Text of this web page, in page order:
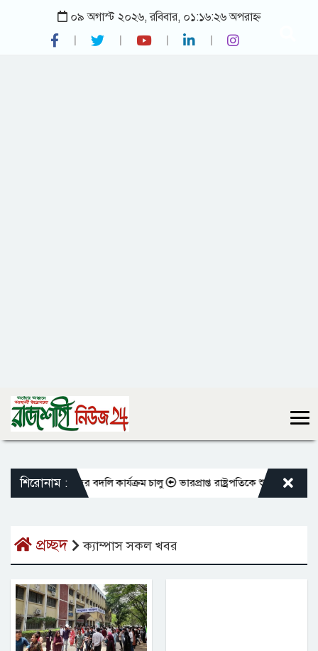
০৯ অগাস্ট ২০২৬, রবিবার, ০১:১৬:২৬ অপরাহ্ন
শিরোনাম :
শিক্ষকদের বদলি কার্যক্রম চালু ভারপ্রাপ্ত রাষ্ট্রপতিকে শুভেচ্ছা
প্রচ্ছদ ক্যাম্পাস সকল খবর